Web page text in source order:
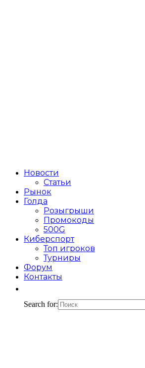
Новости
Статьи
Рынок
Голда
Розыгрыши
Промокоды
500G
Киберспорт
Топ игроков
Турниры
Форум
Контакты
Search for: